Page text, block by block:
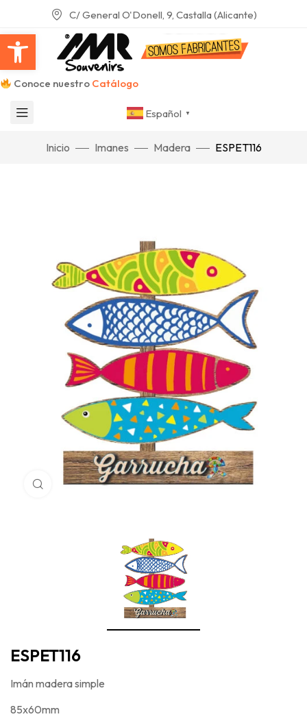
Abrir barra de herramientas
C/ General O'Donell, 9, Castalla (Alicante)
Conoce nuestro Catálogo
Español ▼
Inicio Imanes Madera ESPET116
Haga Click para agrandar
ESPET116
Imán madera simple
85x60mm